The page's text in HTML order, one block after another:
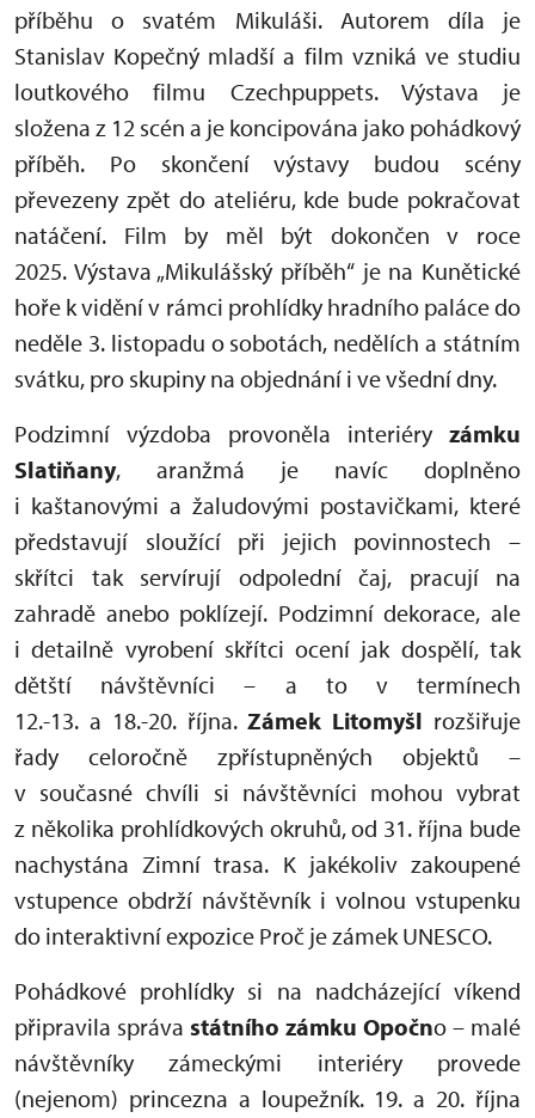
příběhu o svatém Mikuláši. Autorem díla je
Stanislav Kopečný mladší a film vzniká ve studiu
loutkového filmu Czechpuppets. Výstava je
složena z 12 scén a je koncipována jako pohádkový
příběh. Po skončení výstavy budou scény
převezeny zpět do ateliéru, kde bude pokračovat
natáčení. Film by měl být dokončen v roce
2025. Výstava „Mikulášský příběh“ je na Kunětické
hoře k vidění v rámci prohlídky hradního paláce do
neděle 3. listopadu o sobotách, nedělích a státním
svátku, pro skupiny na objednání i ve všední dny.
Podzimní výzdoba provoněla interiéry zámku
Slatiňany, aranžmá je navíc doplněno
i kaštanovými a žaludovými postavičkami, které
představují sloužící při jejich povinnostech –
skřítci tak servírují odpolední čaj, pracují na
zahradě anebo poklízejí. Podzimní dekorace, ale
i detailně vyrobení skřítci ocení jak dospělí, tak
dětští návštěvníci – a to v termínech
12.-13. a 18.-20. října.Zámek Litomyšl rozšiřuje
řady celoročně zpřístupněných objektů –
v současné chvíli si návštěvníci mohou vybrat
z několika prohlídkových okruhů, od 31. října bude
nachystána Zimní trasa. K jakékoliv zakoupené
vstupence obdrží návštěvník i volnou vstupenku
do interaktivní expozice Proč je zámek UNESCO.
Pohádkové prohlídky si na nadcházející víkend
připravila správa státního zámku Opočno – malé
návštěvníky zámeckými interiéry provede
(nejenom) princezna a loupežník. 19. a 20. října